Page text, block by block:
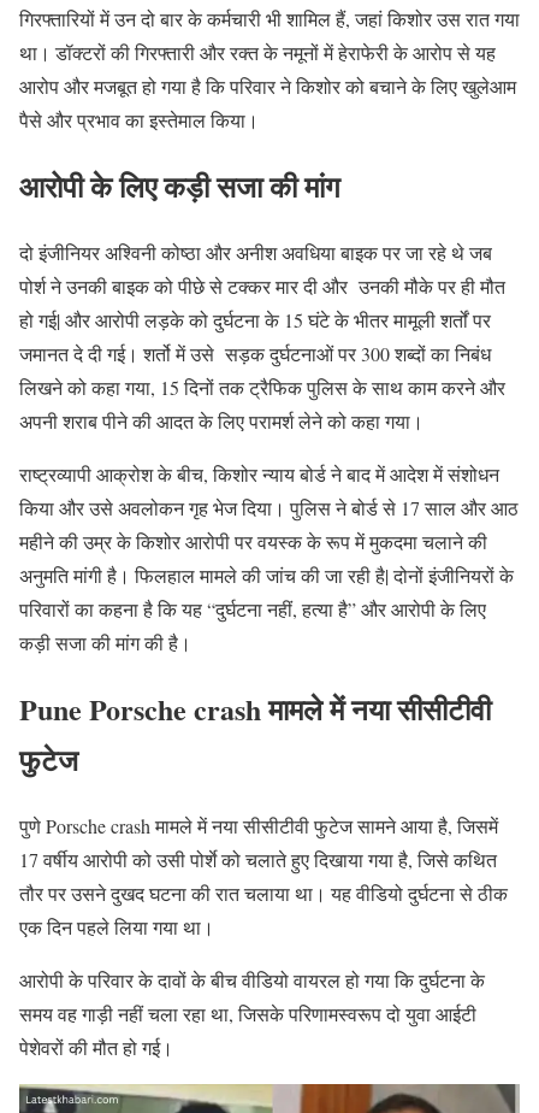
गिरफ्तारियों में उन दो बार के कर्मचारी भी शामिल हैं, जहां किशोर उस रात गया
था। डॉक्टरों की गिरफ्तारी और रक्त के नमूनों में हेराफेरी के आरोप से यह
आरोप और मजबूत हो गया है कि परिवार ने किशोर को बचाने के लिए खुलेआम
पैसे और प्रभाव का इस्तेमाल किया।
आरोपी के लिए कड़ी सजा की मांग
दो इंजीनियर अश्विनी कोष्ठा और अनीश अवधिया बाइक पर जा रहे थे जब
पोर्श ने उनकी बाइक को पीछे से टक्कर मार दी और उनकी मौके पर ही मौत
हो गई| और आरोपी लड़के को दुर्घटना के 15 घंटे के भीतर मामूली शर्तों पर
जमानत दे दी गई। शर्तो में उसे सड़क दुर्घटनाओं पर 300 शब्दों का निबंध
लिखने को कहा गया, 15 दिनों तक ट्रैफिक पुलिस के साथ काम करने और
अपनी शराब पीने की आदत के लिए परामर्श लेने को कहा गया।
राष्ट्रव्यापी आक्रोश के बीच, किशोर न्याय बोर्ड ने बाद में आदेश में संशोधन
किया और उसे अवलोकन गृह भेज दिया। पुलिस ने बोर्ड से 17 साल और आठ
महीने की उम्र के किशोर आरोपी पर वयस्क के रूप में मुकदमा चलाने की
अनुमति मांगी है। फिलहाल मामले की जांच की जा रही है| दोनों इंजीनियरों के
परिवारों का कहना है कि यह “दुर्घटना नहीं, हत्या है” और आरोपी के लिए
कड़ी सजा की मांग की है।
Pune Porsche crashमामले में नया सीसीटीवी
फुटेज
पुणे Porsche crash मामले में नया सीसीटीवी फुटेज सामने आया है, जिसमें
17 वर्षीय आरोपी को उसी पोर्शे को चलाते हुए दिखाया गया है, जिसे कथित
तौर पर उसने दुखद घटना की रात चलाया था। यह वीडियो दुर्घटना से ठीक
एक दिन पहले लिया गया था।
आरोपी के परिवार के दावों के बीच वीडियो वायरल हो गया कि दुर्घटना के
समय वह गाड़ी नहीं चला रहा था, जिसके परिणामस्वरूप दो युवा आईटी
पेशेवरों की मौत हो गई।